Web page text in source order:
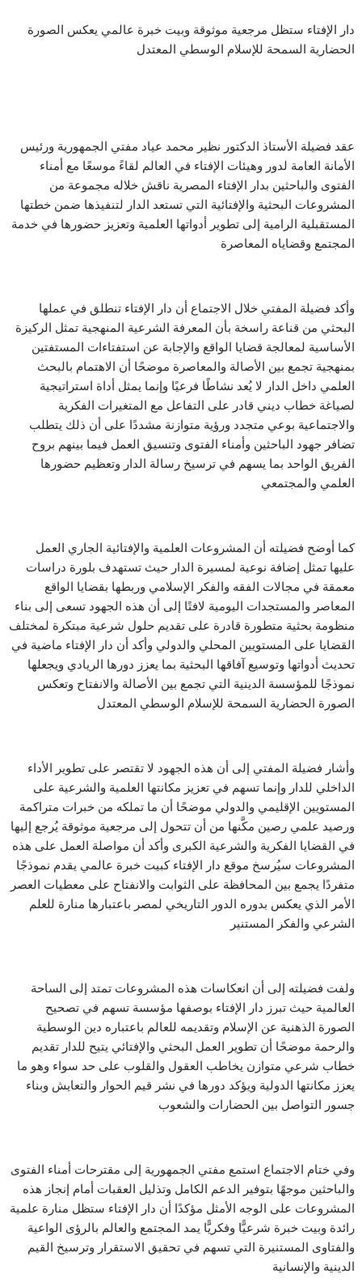
دار الإفتاء ستظل مرجعية موثوقة وبيت خبرة عالمي يعكس الصورة
الحضارية السمحة للإسلام الوسطي المعتدل
عقد فضيلة الأستاذ الدكتور نظير محمد عياد مفتي الجمهورية ورئيس
الأمانة العامة لدور وهيئات الإفتاء في العالم لقاءً موسعًا مع أمناء
الفتوى والباحثين بدار الإفتاء المصرية ناقش خلاله مجموعة من
المشروعات البحثية والإفتائية التي تستعد الدار لتنفيذها ضمن خطتها
المستقبلية الرامية إلى تطوير أدواتها العلمية وتعزيز حضورها في خدمة
المجتمع وقضاياه المعاصرة
وأكد فضيلة المفتي خلال الاجتماع أن دار الإفتاء تنطلق في عملها
البحثي من قناعة راسخة بأن المعرفة الشرعية المنهجية تمثل الركيزة
الأساسية لمعالجة قضايا الواقع والإجابة عن استفتاءات المستفتين
بمنهجية تجمع بين الأصالة والمعاصرة موضحًا أن الاهتمام بالبحث
العلمي داخل الدار لا يُعد نشاطًا فرعيًا وإنما يمثل أداة استراتيجية
لصياغة خطاب ديني قادر على التفاعل مع المتغيرات الفكرية
والاجتماعية بوعي متجدد ورؤية متوازنة مشددًا على أن ذلك يتطلب
تضافر جهود الباحثين وأمناء الفتوى وتنسيق العمل فيما بينهم بروح
الفريق الواحد بما يسهم في ترسيخ رسالة الدار وتعظيم حضورها
العلمي والمجتمعي
كما أوضح فضيلته أن المشروعات العلمية والإفتائية الجاري العمل
عليها تمثل إضافة نوعية لمسيرة الدار حيث تستهدف بلورة دراسات
معمقة في مجالات الفقه والفكر الإسلامي وربطها بقضايا الواقع
المعاصر والمستجدات اليومية لافتًا إلى أن هذه الجهود تسعى إلى بناء
منظومة بحثية متطورة قادرة على تقديم حلول شرعية مبتكرة لمختلف
القضايا على المستويين المحلي والدولي وأكد أن دار الإفتاء ماضية في
تحديث أدواتها وتوسيع آفاقها البحثية بما يعزز دورها الريادي ويجعلها
نموذجًا للمؤسسة الدينية التي تجمع بين الأصالة والانفتاح وتعكس
الصورة الحضارية السمحة للإسلام الوسطي المعتدل
وأشار فضيلة المفتي إلى أن هذه الجهود لا تقتصر على تطوير الأداء
الداخلي للدار وإنما تسهم في تعزيز مكانتها العلمية والشرعية على
المستويين الإقليمي والدولي موضحًا أن ما تملكه من خبرات متراكمة
ورصيد علمي رصين مكَّنها من أن تتحول إلى مرجعية موثوقة يُرجع إليها
في القضايا الفكرية والشرعية الكبرى وأكد أن مواصلة العمل على هذه
المشروعات سيُرسخ موقع دار الإفتاء كبيت خبرة عالمي يقدم نموذجًا
متفردًا يجمع بين المحافظة على الثوابت والانفتاح على معطيات العصر
الأمر الذي يعكس بدوره الدور التاريخي لمصر باعتبارها منارة للعلم
الشرعي والفكر المستنير
ولفت فضيلته إلى أن انعكاسات هذه المشروعات تمتد إلى الساحة
العالمية حيث تبرز دار الإفتاء بوصفها مؤسسة تسهم في تصحيح
الصورة الذهنية عن الإسلام وتقديمه للعالم باعتباره دين الوسطية
والرحمة موضحًا أن تطوير العمل البحثي والإفتائي يتيح للدار تقديم
خطاب شرعي متوازن يخاطب العقول والقلوب على حد سواء وهو ما
يعزز مكانتها الدولية ويؤكد دورها في نشر قيم الحوار والتعايش وبناء
جسور التواصل بين الحضارات والشعوب
وفي ختام الاجتماع استمع مفتي الجمهورية إلى مقترحات أمناء الفتوى
والباحثين موجهًا بتوفير الدعم الكامل وتذليل العقبات أمام إنجاز هذه
المشروعات على الوجه الأمثل مؤكدًا أن دار الإفتاء ستظل منارة علمية
رائدة وبيت خبرة شرعيًّا وفكريًّا يمد المجتمع والعالم بالرؤى الواعية
والفتاوى المستنيرة التي تسهم في تحقيق الاستقرار وترسيخ القيم
الدينية والإنسانية